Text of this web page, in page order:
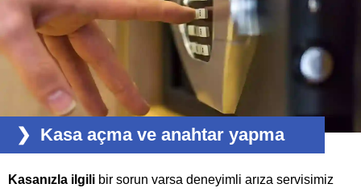
Kasa açma ve anahtar yapma
Kasanızla ilgili bir sorun varsa deneyimli arıza servisimiz